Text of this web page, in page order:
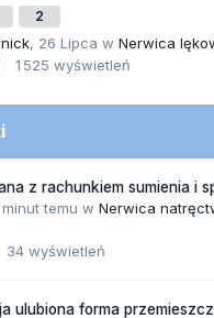
2
, 26 Lipca w Nerwica
1 525 wyświetleń
z rachunkiem sumienia i
temu w Nerwica
34 wyświetleń
ulubiona forma